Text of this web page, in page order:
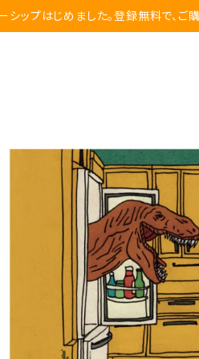
シップはじめました。登録無料で、ご